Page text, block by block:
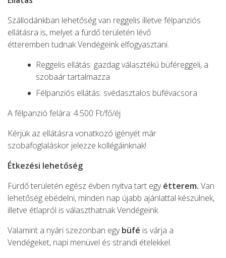
Szállodánkban lehetőség van reggelis illetve félpanziós
ellátásra is, melyet a fürdő területén lévő
étteremben tudnak Vendégeink elfogyasztani.
Reggelis ellátás: gazdag választékú büféreggeli, a
szobaár tartalmazza
Félpanziós ellátás: svédasztalos büfévacsora
A félpanzió felára: 4.500 Ft/fő/éj
Kérjük az ellátásra vonatkozó igényét már
szobafoglaláskor jelezze kollégáinknak!
Étkezési lehetőség
Fürdő területén egész évben nyitva tart egyétterem. Van
lehetőség ebédelni, minden nap újabb ajánlattal készülnek,
illetve étlapról is választhatnak Vendégeink.
Valamint a nyári szezonban egybüfé is várja a
Vendégeket, napi menüvel és strandi ételekkel.